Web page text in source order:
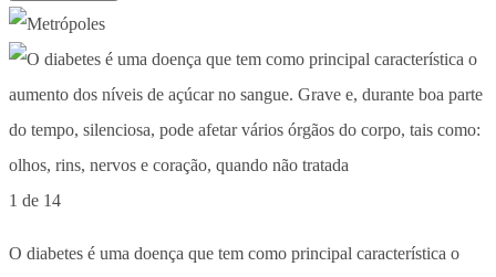
1 de 14
O diabetes é uma doença que tem como principal característica o